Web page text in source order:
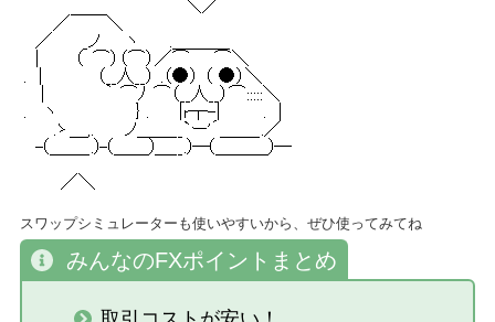
スワップシミュレーターも使いやすいから、ぜひ使ってみてね
みんなのFXポイントまとめ